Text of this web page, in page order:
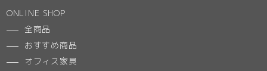
ONLINE SHOP
全商品
おすすめ商品
オフィス家具